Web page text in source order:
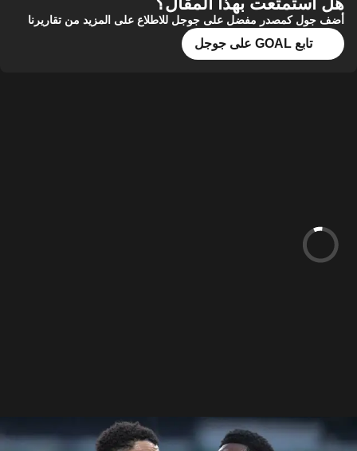
أضف جول كمصدر مفضل على جوجل للاطلاع على المزيد من تقاريرنا
تابع GOAL على جوجل